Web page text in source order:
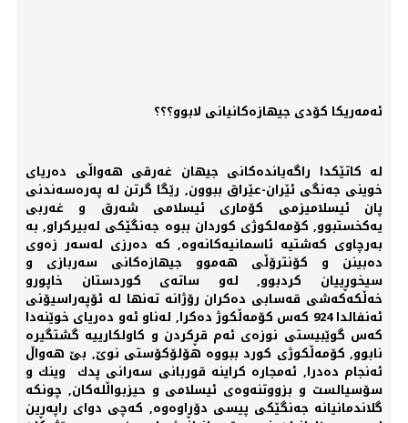
ئەمەریكا كۆدی جیهازەكانیانی لابوو؟؟؟
لە كاتێكدا راگەیاندەكانی جیهان غەرقی هەواڵی دەریای
خوینی جەنگی ئێران-عێراق ببوون, رێگا گرتن لە پەرەسەندنی
پان ئیسلامیزمی كۆماری ئیسلامی شەرق و غەربی
یەكخستبوو, كۆمەلكوژی كوردان ببوە جەنگێكی لەبیركراو, بە
بەرچاوی كەشتیە ئاسمانیەكانەوە, كە دەرزی لەسەر زەوی
دەبینن و كۆنترۆڵی هەموو جیهازەكانی سەربازی و
سیخوڕییان كردبوو, لەو ساتەی كوردستان خاپورو
خەڵكەكەشی قەسابی دەكران رۆژانە تەنها لە ئۆپەراسیۆنی
ئەنفالدا 924 كەس كۆمەڵكوژ دەكرا, لەناو ئەو دەریای خوێنەدا
كەس گوێبیستی نوزەی ئەم قڕكردن و كاولكارییە گشتگیرە
نابوو, كۆمەڵكوژی كورد ببووە هۆلۆكۆستی نوێ, بێ هەواڵ
ئەنجام دەدرا, ئەمجارە كراینە قوربانی سەرانی پدك وینك و
سۆسیالست و بزووتنەوەی ئیسلامی و حیزبواڵلەكان, چونكە
گلاندمانیانە جەنگێكی پیسی دۆڕاوەوە, كەچی دوای راپەڕین